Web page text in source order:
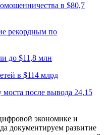
в $80,7
рекордным по
до $11,8 млн
в $114 млрд
моста после вывода 24,15
экономике и
документируем развитие